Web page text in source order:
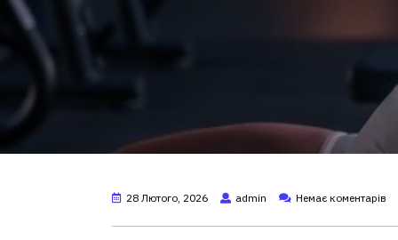
28 Лютого, 2026 admin Немає коментарів